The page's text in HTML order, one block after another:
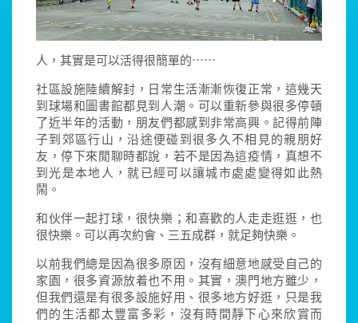
人，其實是可以活得很簡單的⋯⋯
社區設施陸續解封，日常生活漸漸恢復正常，這幾天
到球場和圖書館都見到人潮。可以重新參與很多停頓
了近半年的活動，朋友們都感到非常高興。記得前陣
子到郊區行山，沿途便碰到很多久不相見的親朋好
友，停下來閒聊時都說，若不是因為這疫情，真想不
到光是本地人，就已經可以讓城市處處變得如此熱
鬧。
和伙伴一起打球，很快樂；和喜歡的人走走逛逛，也
很快樂。可以再次約會、三五成群，就足夠快樂。
以前我們總是因為很多原因，沒有細意地感受自己的
家園，很多資源放着也不用。其實，澳門地方雖少，
但我們還是有很多設施好用、很多地方好逛，只是我
們的生活都太豐富多彩，沒有時間靜下心來欣賞而